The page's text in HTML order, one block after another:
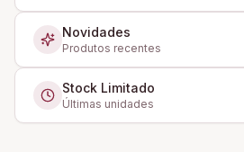
Novidades
Produtos recentes
Stock Limitado
Últimas unidades